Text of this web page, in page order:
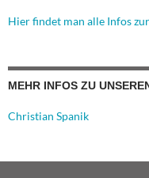
Hier findet man alle Infos
MEHR INFOS ZU
Christian Spanik